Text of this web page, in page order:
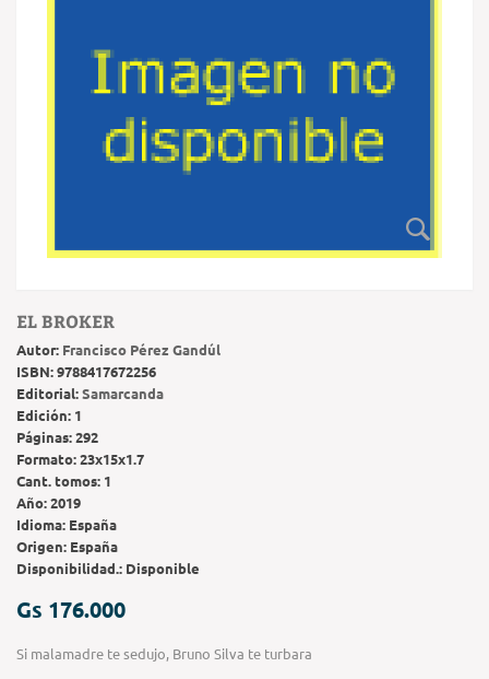
EL BROKER
Autor: Francisco Pérez Gandúl
ISBN:9788417672256
Editorial:Samarcanda
Edición: 1
Páginas:292
Formato:23x15x1.7
Cant. tomos: 1
Año:2019
Idioma: España
Origen: España
Disponibilidad.: Disponible
Gs 176.000
Si malamadre te sedujo, Bruno Silva te turbara